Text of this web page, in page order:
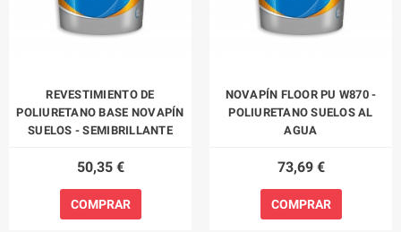
REVESTIMIENTO DE
POLIURETANO BASE NOVAPÍN
SUELOS - SEMIBRILLANTE
50,35 €
COMPRAR
NOVAPÍN FLOOR PU W870 -
POLIURETANO SUELOS AL
AGUA
73,69 €
COMPRAR